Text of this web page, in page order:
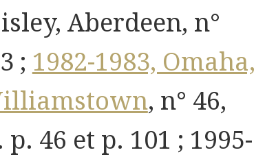
Aberdeen, n°
; 1982-1983, Omaha,
, n° 46,
46 et p. 101 ; 1995-